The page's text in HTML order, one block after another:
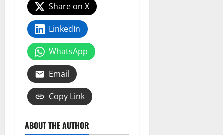
Share on X
LinkedIn
WhatsApp
Email
Copy Link
ABOUT THE AUTHOR